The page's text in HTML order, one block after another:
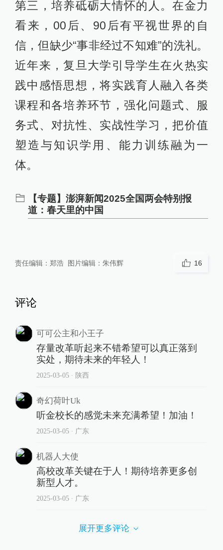
第三，培养砥砺大情怀的人。在金力
看来，00后、90后有平视世界的自
信，但缺少“事非经过不知难”的洗礼。
近年来，复旦大学引导学生在火热实
践中感悟思想，将实践育人融入各类
课程和各培养环节，强化问题式、服
务式、对抗性、实战性学习，把价值
塑造与知识学用、能力训练融为一
体。
【专题】澎湃新闻2025全国两会特别报
道：春天里的中国
责任编辑： 郑浩 图片编辑： 朱伟辉 16
评论
可可公主和小王子
存量改革听起来不错希望可以真正落到
实处，期待未来的年轻人！
2025-03-05∙ 陕西
奇幻荷叶Uk
听金校长的感觉未来充满希望！加油！
2025-03-05∙ 广东
机器人大使
高校改革关键在于人！期待培养更多创
新型人才。
2025-03-05∙ 广东
展开更多评论